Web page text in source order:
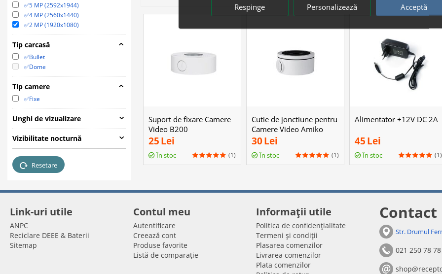
✅5 MP (2592x1944)
✅4 MP (2560x1440)
✅2 MP (1920x1080)
Tip carcasă
✅Bullet
✅Dome
Tip camere
✅Fixe
Unghi de vizualizare
Vizibilitate nocturnă
Resetare
Suport de fixare Camere
Video B200
25Lei
În stoc (1)
Cutie de jonctiune pentru
Camere Video Amiko
B310
30Lei
În stoc (1)
Alimentator +12V DC 2A
45Lei
În stoc (1)
Link-uri utile
ANPC
Reciclare DEEE & Baterii
Sitemap
Contul meu
Autentificare
Creează cont
Produse favorite
Listă de comparație
Informații utile
Politica de confidențialitate
Termeni și condiții
Plasarea comenzilor
Livrarea comenzilor
Plata comenzilor
Contact
Str. Drumul
021 250 78
Respinge Personalizează Acceptă